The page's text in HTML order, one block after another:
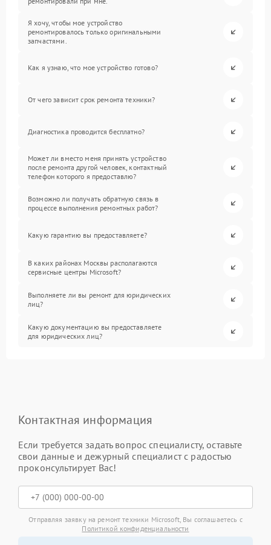
Я хочу, чтобы мое устройство
ремонтировалось только оригинальными
запчастями.
Как я узнаю, что мое устройство готово?
От чего зависит срок ремонта техники?
Диагностика проводится бесплатно?
Может ли вместо меня принять устройство
после ремонта другой человек, контактный
телефон которого я предоставлю?
Возможно ли получать обратную связь в
процессе выполнения ремонтных работ?
Какую гарантию вы предоставляете?
В каких районах Москвы располагаются
сервисные центры Microsoft?
Выполняете ли вы ремонт для юридических
лиц?
Какую документацию вы предоставляете
для юридических лиц?
Контактная информация
Если требуется задать вопрос специалисту, оставьте
свои данные и дежурный специалист с радостью
проконсультирует Вас!
Отправляя заявку на ремонт техники Microsoft, Вы соглашаетесь с
Политикой конфиденциальности